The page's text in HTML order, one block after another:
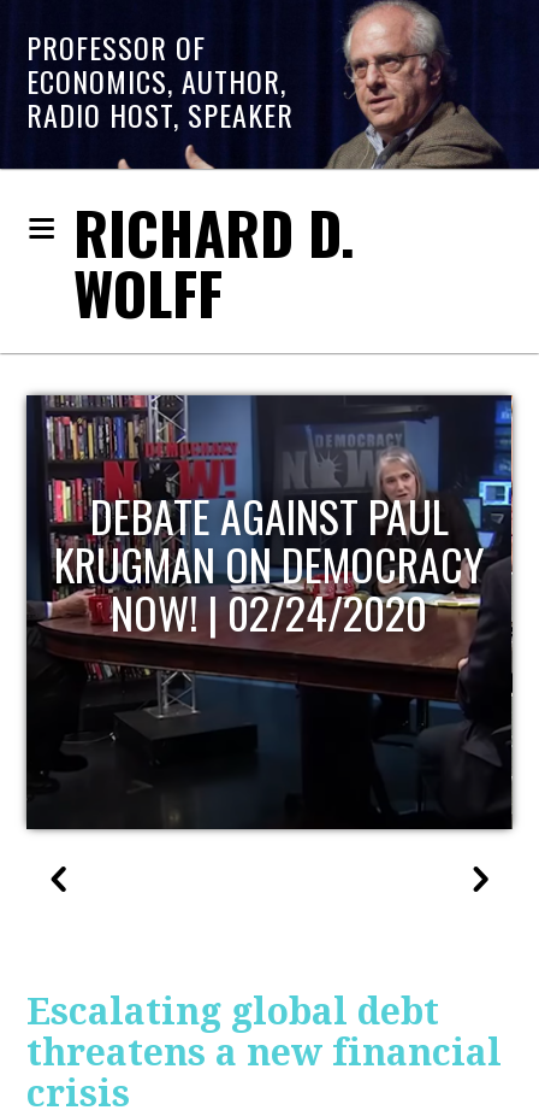
PROFESSOR OF
ECONOMICS, AUTHOR,
RADIO HOST, SPEAKER
RICHARD D.
WOLFF
HOST OF ECONOMIC
UPDATE
Escalating global debt
threatens a new financial
crisis